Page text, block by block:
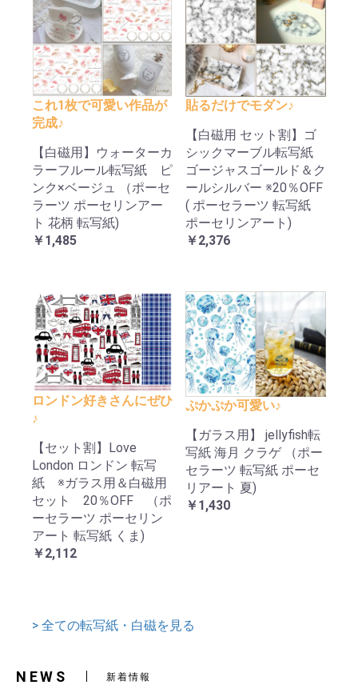
これ1枚で可愛い作品が
完成♪
【白磁用】ウォーターカ
ラーフルール転写紙 ピ
ンク×ベージュ （ポーセ
ラーツ ポーセリンアー
ト 花柄 転写紙)
￥1,485
貼るだけでモダン♪
【白磁用 セット割】ゴ
シックマーブル転写紙
ゴージャスゴールド＆ク
ールシルバー ※20％OFF
( ポーセラーツ 転写紙
ポーセリンアート)
￥2,376
ロンドン好きさんにぜひ
♪
【セット割】Love
London ロンドン 転写
紙 ※ガラス用＆白磁用
セット 20％OFF （ポ
ーセラーツ ポーセリン
アート 転写紙 くま)
￥2,112
ぷかぷか可愛い♪
【ガラス用】 jellyfish転
写紙 海月 クラゲ （ポー
セラーツ 転写紙 ポーセ
リアート 夏)
￥1,430
> 全ての転写紙・白磁を見る
NEWS 新着情報